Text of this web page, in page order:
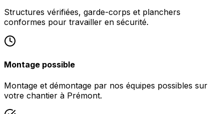
Structures vérifiées, garde-corps et planchers
conformes pour travailler en sécurité.
Montage possible
Montage et démontage par nos équipes possibles sur
votre chantier à Prémont.